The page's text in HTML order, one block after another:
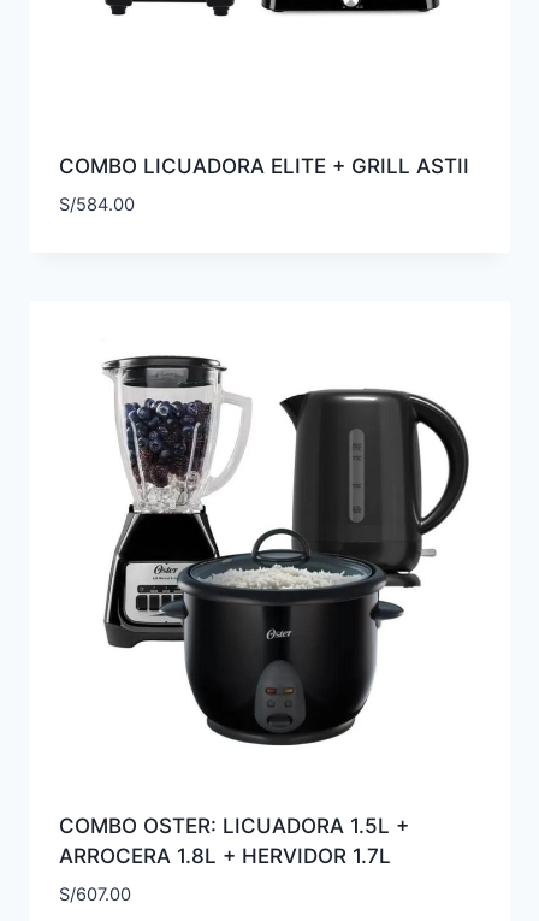
COMBO LICUADORA ELITE + GRILL ASTII
S/584.00
COMBO OSTER: LICUADORA 1.5L +
ARROCERA 1.8L + HERVIDOR 1.7L
S/607.00